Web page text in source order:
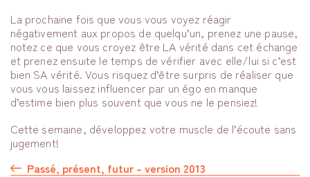
La prochaine fois que vous vous voyez réagir
négativement aux propos de quelqu’un, prenez une pause,
notez ce que vous croyez être LA vérité dans cet échange
et prenez ensuite le temps de vérifier avec elle/lui si c’est
bien SA vérité. Vous risquez d’être surpris de réaliser que
vous vous laissez influencer par un égo en manque
d’estime bien plus souvent que vous ne le pensiez!
Cette semaine, développez votre muscle de l’écoute sans
jugement!
Passé, présent, futur – version 2013